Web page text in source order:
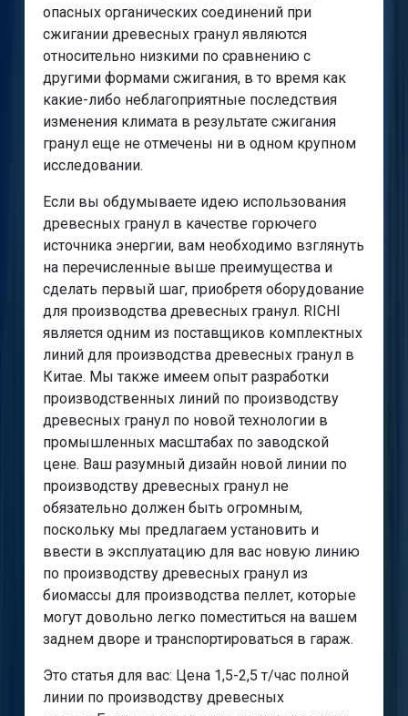
опасных органических соединений при
сжигании древесных гранул являются
относительно низкими по сравнению с
другими формами сжигания, в то время как
какие-либо неблагоприятные последствия
изменения климата в результате сжигания
гранул еще не отмечены ни в одном крупном
исследовании.
Если вы обдумываете идею использования
древесных гранул в качестве горючего
источника энергии, вам необходимо взглянуть
на перечисленные выше преимущества и
сделать первый шаг, приобретя оборудование
для производства древесных гранул. RICHI
является одним из поставщиков комплектных
линий для производства древесных гранул в
Китае. Мы также имеем опыт разработки
производственных линий по производству
древесных гранул по новой технологии в
промышленных масштабах по заводской
цене. Ваш разумный дизайн новой линии по
производству древесных гранул не
обязательно должен быть огромным,
поскольку мы предлагаем установить и
ввести в эксплуатацию для вас новую линию
по производству древесных гранул из
биомассы для производства пеллет, которые
могут довольно легко поместиться на вашем
заднем дворе и транспортироваться в гараж.
Это статья для вас: Цена 1,5-2,5 т/час полной
линии по производству древесных